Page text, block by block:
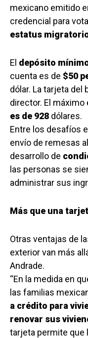
mexicano emitido
credencial para
estatus
El depósito
cuenta es de $50
dólar. La tarjeta del
director. El máximo
es de 928 dólares.
Entre los desafíos
envío de remesas
desarrollo de
las personas se
administrar sus
Más que una
Otras ventajas de
exterior van más
Andrade.
“En la medida en
las familias
a crédito para
renovar sus
tarjeta permite que